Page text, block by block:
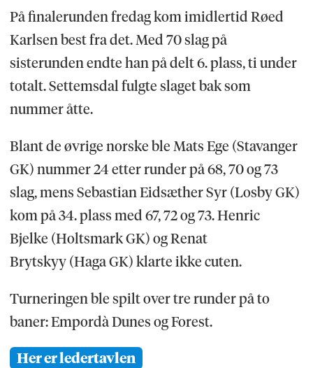
På finalerunden fredag kom imidlertid Røed
Karlsen best fra det. Med 70 slag på
sisterunden endte han på delt 6. plass, ti under
totalt. Settemsdal fulgte slaget bak som
nummer åtte.
Blant de øvrige norske ble Mats Ege (Stavanger
GK) nummer 24 etter runder på 68, 70 og 73
slag, mens Sebastian Eidsæther Syr (Losby GK)
kom på 34. plass med 67, 72 og 73. Henric
Bjelke (Holtsmark GK) og Renat
Brytskyy (Haga GK) klarte ikke cuten.
Turneringen ble spilt over tre runder på to
baner: Empordà Dunes og Forest.
Her er ledertavlen